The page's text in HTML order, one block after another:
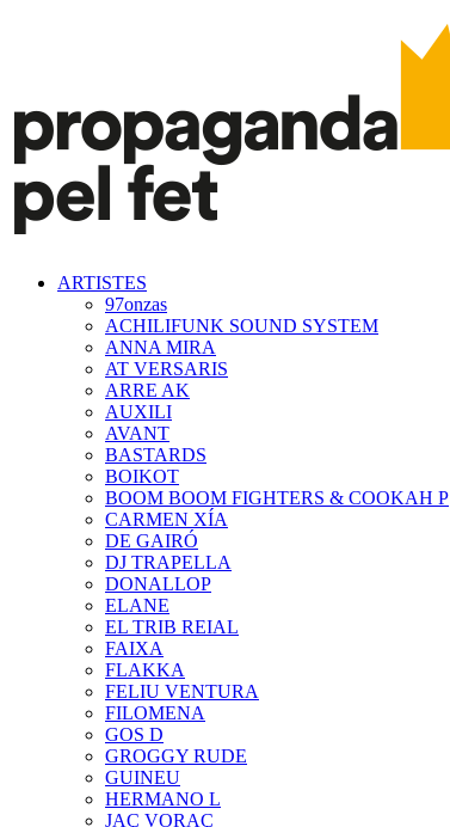
ARTISTES
97onzas
ACHILIFUNK SOUND SYSTEM
ANNA MIRA
AT VERSARIS
ARRE AK
AUXILI
AVANT
BASTARDS
BOIKOT
BOOM BOOM FIGHTERS & COOKAH P
CARMEN XÍA
DE GAIRÓ
DJ TRAPELLA
DONALLOP
ELANE
EL TRIB REIAL
FAIXA
FLAKKA
FELIU VENTURA
FILOMENA
GOS D
GROGGY RUDE
GUINEU
HERMANO L
JAÇ VORAÇ